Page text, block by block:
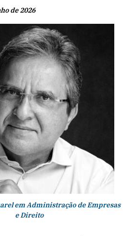
de 2026
em Administração de Empresas
e Direito